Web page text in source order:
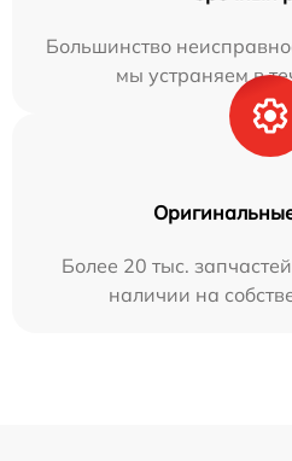
Большинство
мы устраняем в
Более 20 тыс.
наличии на